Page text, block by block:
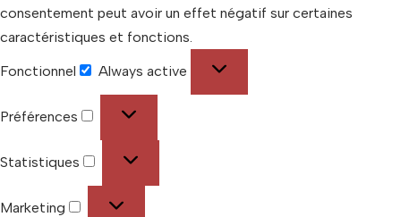
consentement peut avoir un effet négatif sur certaines
caractéristiques et fonctions.
Fonctionnel
Always active
Préférences
Statistiques
Marketing